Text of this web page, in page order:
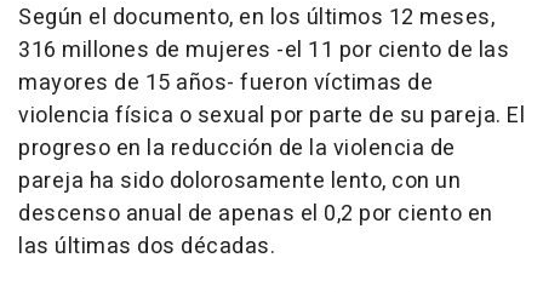
Según el documento, en los últimos 12 meses,
316 millones de mujeres -el 11 por ciento de las
mayores de 15 años- fueron víctimas de
violencia física o sexual por parte de su pareja. El
progreso en la reducción de la violencia de
pareja ha sido dolorosamente lento, con un
descenso anual de apenas el 0,2 por ciento en
las últimas dos décadas.